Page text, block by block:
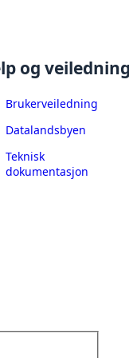
og
Brukerveiledning
Datalandsbyen
Teknisk
dokumentasjon